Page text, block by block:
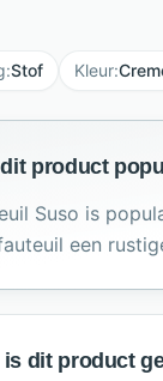
:Stof Kleur:
product
Suso is
een
is dit product